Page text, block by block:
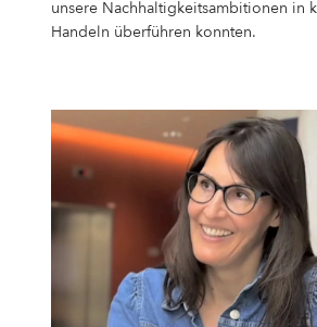
unsere Nachhaltigkeitsambitionen in
Handeln überführen konnten.